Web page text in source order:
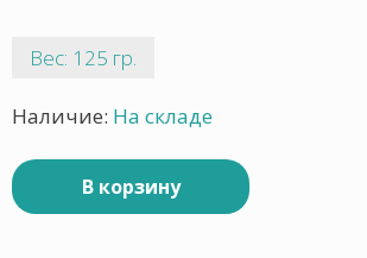
Вес: 125 гр.
Наличие: На складе
В корзину